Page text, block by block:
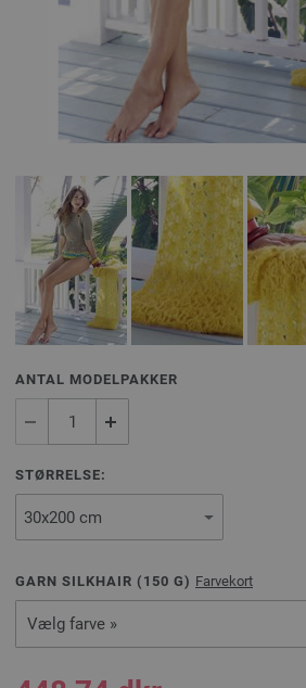
ANTAL MODELPAKKER
STØRRELSE:
GARN SILKHAIR ( 150 G) Farvekort
Vælg farve »